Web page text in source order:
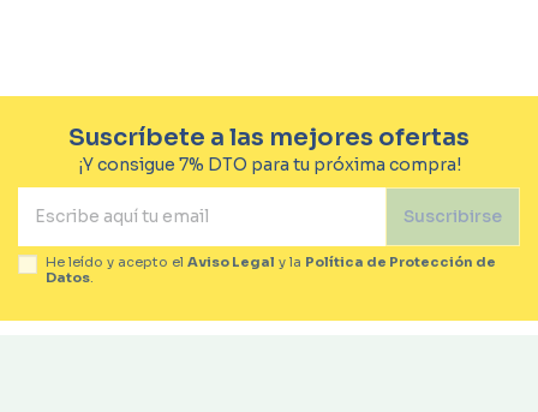
Suscríbete a las mejores ofertas
¡Y consigue 7% DTO para tu próxima compra!
Suscribirse
He leído y acepto el Aviso Legal y la Política de Protección de
Datos